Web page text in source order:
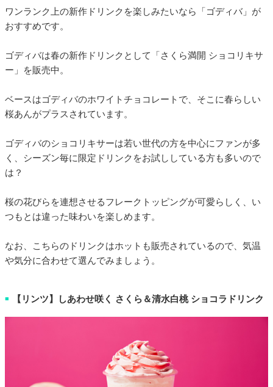
ワンランク上の新作ドリンクを楽しみたいなら「ゴディバ」が
おすすめです。
ゴディバは春の新作ドリンクとして「さくら満開 ショコリキサ
ー」を販売中。
ベースはゴディバのホワイトチョコレートで、そこに春らしい
桜あんがプラスされています。
ゴディバのショコリキサーは若い世代の方を中心にファンが多
く、シーズン毎に限定ドリンクをお試ししている方も多いので
は？
桜の花びらを連想させるフレークトッピングが可愛らしく、い
つもとは違った味わいを楽しめます。
なお、こちらのドリンクはホットも販売されているので、気温
や気分に合わせて選んでみましょう。
■ 【リンツ】しあわせ咲く さくら＆清水白桃 ショコラドリンク